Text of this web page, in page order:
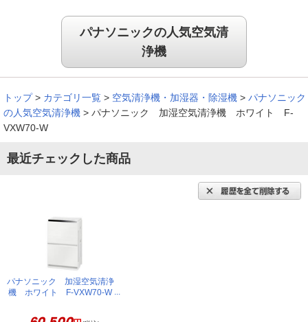
「空気が変わった！」と感じました！
パワフルに吸い込んでくれて、部屋のニオイが気にならなくな
りました。電源を入れたその日から「空気が変わった！」と感
じました。あの感動は忘れられない。
パネル表示が大きくて見やすい
フィルター交換が１０年後で良いところが気に入った。お手入
動作を調整するところはすごいと思う。パネル表示も大きくて
見やすい。ただ、もう少し横幅が短いと嬉しい。
パナソニックの人気空気清
浄機
トップ > カテゴリ一覧 > 空気清浄機・加湿器・除湿機 > パナソニック
の人気空気清浄機 > パナソニック 加湿空気清浄機 ホワイト F-
VXW70-W
最近チェックした商品
パナソニック 加湿空気清浄
機 ホワイト F-VXW70-W